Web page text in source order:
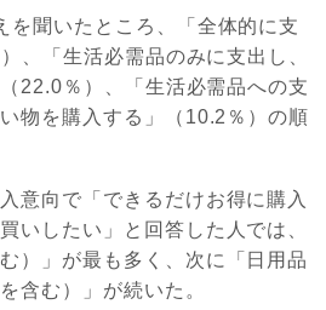
を聞いたところ、「全体的に支
、「生活必需品のみに支出し、
22.0％）、「生活必需品への支
物を購入する」（10.2％）の順
意向で「できるだけお得に購入
いしたい」と回答した人では、
）」が最も多く、次に「日用品
含む）」が続いた。